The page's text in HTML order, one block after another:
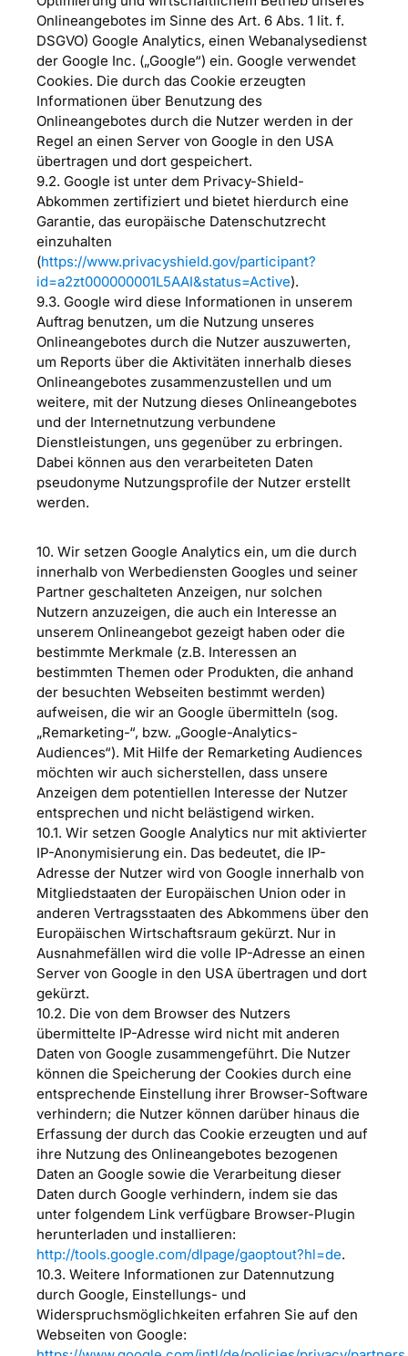
Onlineangebotes im Sinne des Art. 6 Abs. 1 lit. f.
DSGVO) Google Analytics, einen Webanalysedienst
der Google Inc. („Google“) ein. Google verwendet
Cookies. Die durch das Cookie erzeugten
Informationen über Benutzung des
Onlineangebotes durch die Nutzer werden in der
Regel an einen Server von Google in den USA
übertragen und dort gespeichert.
9.2. Google ist unter dem Privacy-Shield-
Abkommen zertifiziert und bietet hierdurch eine
Garantie, das europäische Datenschutzrecht
einzuhalten
(https://www.privacyshield.gov/participant?
id=a2zt000000001L5AAI&status=Active).
9.3. Google wird diese Informationen in unserem
Auftrag benutzen, um die Nutzung unseres
Onlineangebotes durch die Nutzer auszuwerten,
um Reports über die Aktivitäten innerhalb dieses
Onlineangebotes zusammenzustellen und um
weitere, mit der Nutzung dieses Onlineangebotes
und der Internetnutzung verbundene
Dienstleistungen, uns gegenüber zu erbringen.
Dabei können aus den verarbeiteten Daten
pseudonyme Nutzungsprofile der Nutzer erstellt
werden.
10. Wir setzen Google Analytics ein, um die durch
innerhalb von Werbediensten Googles und seiner
Partner geschalteten Anzeigen, nur solchen
Nutzern anzuzeigen, die auch ein Interesse an
unserem Onlineangebot gezeigt haben oder die
bestimmte Merkmale (z.B. Interessen an
bestimmten Themen oder Produkten, die anhand
der besuchten Webseiten bestimmt werden)
aufweisen, die wir an Google übermitteln (sog.
„Remarketing-“, bzw. „Google-Analytics-
Audiences“). Mit Hilfe der Remarketing Audiences
möchten wir auch sicherstellen, dass unsere
Anzeigen dem potentiellen Interesse der Nutzer
entsprechen und nicht belästigend wirken.
10.1. Wir setzen Google Analytics nur mit aktivierter
IP-Anonymisierung ein. Das bedeutet, die IP-
Adresse der Nutzer wird von Google innerhalb von
Mitgliedstaaten der Europäischen Union oder in
anderen Vertragsstaaten des Abkommens über den
Europäischen Wirtschaftsraum gekürzt. Nur in
Ausnahmefällen wird die volle IP-Adresse an einen
Server von Google in den USA übertragen und dort
gekürzt.
10.2. Die von dem Browser des Nutzers
übermittelte IP-Adresse wird nicht mit anderen
Daten von Google zusammengeführt. Die Nutzer
können die Speicherung der Cookies durch eine
entsprechende Einstellung ihrer Browser-Software
verhindern; die Nutzer können darüber hinaus die
Erfassung der durch das Cookie erzeugten und auf
ihre Nutzung des Onlineangebotes bezogenen
Daten an Google sowie die Verarbeitung dieser
Daten durch Google verhindern, indem sie das
unter folgendem Link verfügbare Browser-Plugin
herunterladen und installieren:
http://tools.google.com/dlpage/gaoptout?hl=de.
10.3. Weitere Informationen zur Datennutzung
durch Google, Einstellungs- und
Widerspruchsmöglichkeiten erfahren Sie auf den
Webseiten von Google: